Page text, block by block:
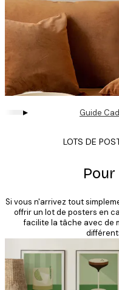
▸ Guide
LOTS DE
Si vous n'arrivez tout
offrir un lot de posters en
facilite la tâche avec de